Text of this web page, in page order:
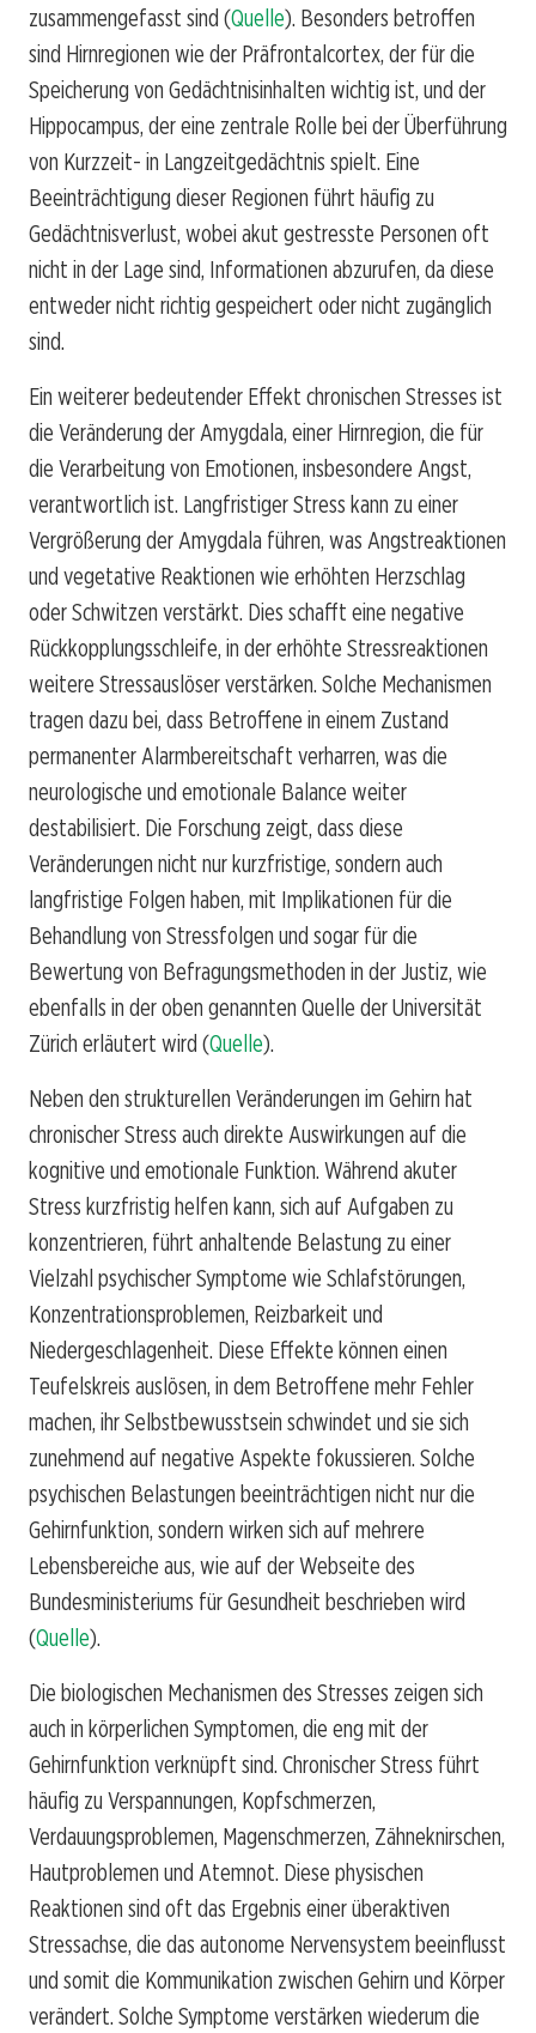
zusammengefasst sind (Quelle). Besonders betroffen
sind Hirnregionen wie der Präfrontalcortex, der für die
Speicherung von Gedächtnisinhalten wichtig ist, und der
Hippocampus, der eine zentrale Rolle bei der Überführung
von Kurzzeit- in Langzeitgedächtnis spielt. Eine
Beeinträchtigung dieser Regionen führt häufig zu
Gedächtnisverlust, wobei akut gestresste Personen oft
nicht in der Lage sind, Informationen abzurufen, da diese
entweder nicht richtig gespeichert oder nicht zugänglich
sind.
Ein weiterer bedeutender Effekt chronischen Stresses ist
die Veränderung der Amygdala, einer Hirnregion, die für
die Verarbeitung von Emotionen, insbesondere Angst,
verantwortlich ist. Langfristiger Stress kann zu einer
Vergrößerung der Amygdala führen, was Angstreaktionen
und vegetative Reaktionen wie erhöhten Herzschlag
oder Schwitzen verstärkt. Dies schafft eine negative
Rückkopplungsschleife, in der erhöhte Stressreaktionen
weitere Stressauslöser verstärken. Solche Mechanismen
tragen dazu bei, dass Betroffene in einem Zustand
permanenter Alarmbereitschaft verharren, was die
neurologische und emotionale Balance weiter
destabilisiert. Die Forschung zeigt, dass diese
Veränderungen nicht nur kurzfristige, sondern auch
langfristige Folgen haben, mit Implikationen für die
Behandlung von Stressfolgen und sogar für die
Bewertung von Befragungsmethoden in der Justiz, wie
ebenfalls in der oben genannten Quelle der Universität
Zürich erläutert wird (Quelle).
Neben den strukturellen Veränderungen im Gehirn hat
chronischer Stress auch direkte Auswirkungen auf die
kognitive und emotionale Funktion. Während akuter
Stress kurzfristig helfen kann, sich auf Aufgaben zu
konzentrieren, führt anhaltende Belastung zu einer
Vielzahl psychischer Symptome wie Schlafstörungen,
Konzentrationsproblemen, Reizbarkeit und
Niedergeschlagenheit. Diese Effekte können einen
Teufelskreis auslösen, in dem Betroffene mehr Fehler
machen, ihr Selbstbewusstsein schwindet und sie sich
zunehmend auf negative Aspekte fokussieren. Solche
psychischen Belastungen beeinträchtigen nicht nur die
Gehirnfunktion, sondern wirken sich auf mehrere
Lebensbereiche aus, wie auf der Webseite des
Bundesministeriums für Gesundheit beschrieben wird
(Quelle).
Die biologischen Mechanismen des Stresses zeigen sich
auch in körperlichen Symptomen, die eng mit der
Gehirnfunktion verknüpft sind. Chronischer Stress führt
häufig zu Verspannungen, Kopfschmerzen,
Verdauungsproblemen, Magenschmerzen, Zähneknirschen,
Hautproblemen und Atemnot. Diese physischen
Reaktionen sind oft das Ergebnis einer überaktiven
Stressachse, die das autonome Nervensystem beeinflusst
und somit die Kommunikation zwischen Gehirn und Körper
verändert. Solche Symptome verstärken wiederum die